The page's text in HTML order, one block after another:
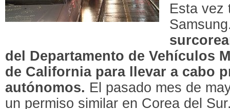
Esta vez
del Departamento de Vehículos
de California para llevar a cabo
autónomos. El pasado mes de
un permiso similar en Corea del